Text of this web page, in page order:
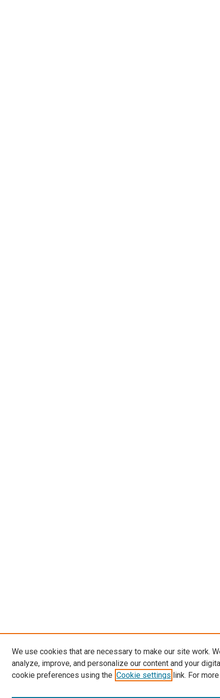
We use cookies that are necessary to make our site work.
analyze, improve, and personalize our content and your
cookie preferences using the Cookie settings link. For